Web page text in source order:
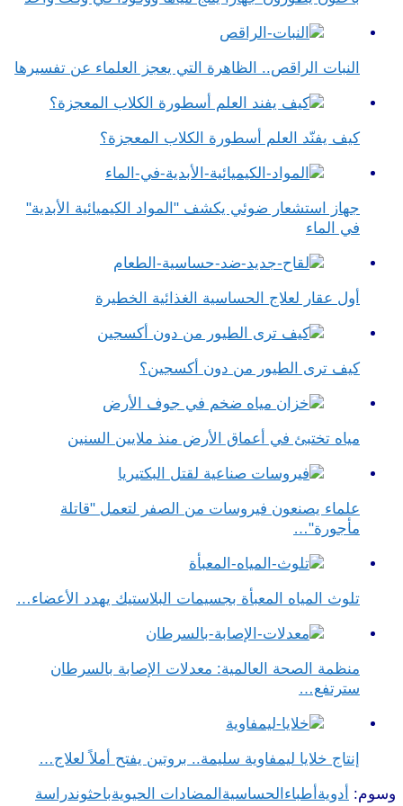
النبات الراقص.. الظاهرة التي يعجز العلماء عن تفسيرها
كيف يفنّد العلم أسطورة الكلاب المعجزة؟
جهاز استشعار ضوئي يكشف "المواد الكيميائية الأبدية"
في الماء
أول عقار لعلاج الحساسية الغذائية الخطيرة
كيف ترى الطيور من دون أكسجين؟
مياه تختبئ في أعماق الأرض منذ ملايين السنين
علماء يصنعون فيروسات من الصفر لتعمل "قاتلة
مأجورة"…
تلوث المياه المعبأة بجسيمات البلاستيك يهدد الأعضاء…
منظمة الصحة العالمية: معدلات الإصابة بالسرطان
سترتفع…
إنتاج خلايا ليمفاوية سليمة.. بروتين يفتح أملاً لعلاج…
وسوم: أدوية أطباء الحساسية المضادات الحيويةباحثوندراسة